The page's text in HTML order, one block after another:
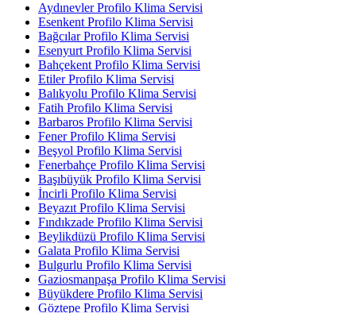
Aydınevler Profilo Klima Servisi
Esenkent Profilo Klima Servisi
Bağcılar Profilo Klima Servisi
Esenyurt Profilo Klima Servisi
Bahçekent Profilo Klima Servisi
Etiler Profilo Klima Servisi
Balıkyolu Profilo Klima Servisi
Fatih Profilo Klima Servisi
Barbaros Profilo Klima Servisi
Fener Profilo Klima Servisi
Beşyol Profilo Klima Servisi
Fenerbahçe Profilo Klima Servisi
Başıbüyük Profilo Klima Servisi
İncirli Profilo Klima Servisi
Beyazıt Profilo Klima Servisi
Fındıkzade Profilo Klima Servisi
Beylikdüzü Profilo Klima Servisi
Galata Profilo Klima Servisi
Bulgurlu Profilo Klima Servisi
Gaziosmanpaşa Profilo Klima Servisi
Büyükdere Profilo Klima Servisi
Göztepe Profilo Klima Servisi